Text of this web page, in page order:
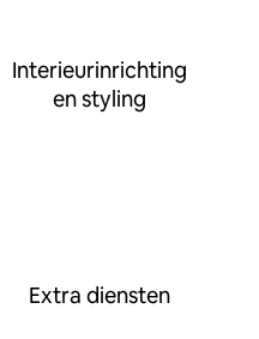
Interieurinrichting
en styling
Extra diensten